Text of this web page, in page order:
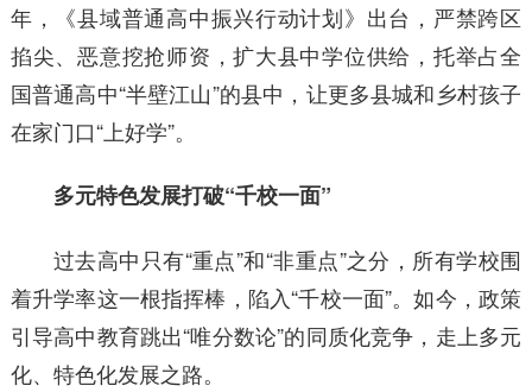
年，《县域普通高中振兴行动计划》出台，严禁跨区
掐尖、恶意挖抢师资，扩大县中学位供给，托举占全
国普通高中“半壁江山”的县中，让更多县城和乡村孩子
在家门口“上好学”。
多元特色发展打破“千校一面”
过去高中只有“重点”和“非重点”之分，所有学校围
着升学率这一根指挥棒，陷入“千校一面”。如今，政策
引导高中教育跳出“唯分数论”的同质化竞争，走上多元
化、特色化发展之路。